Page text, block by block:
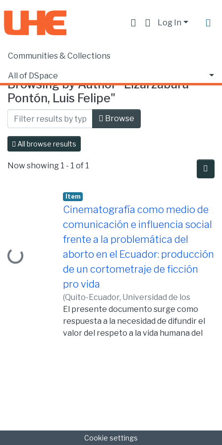
Log In
Communities & Collections
All of DSpace
Home Browse by Author
Browsing by Author "Lizarzaburu
Pontón, Luis Felipe"
Browse
All browse results
Now showing 1 - 1 of 1
Loading...
Item
Cinematografía como medio de
comunicación e influencia social
frente a la problemática del
aborto en el Ecuador: producción
de un cortometraje de ficción
pro vida
(Quito-Ecuador, Universidad de los
Hemisferios, 2015,2015-01-10 )
Lizarzaburu Pontón, Luis Felipe
El presente documento surge como
respuesta a la necesidad de difundir el
valor del respeto a la vida humana del
estrategia de exhibiciones y muestras.
Este trabajo de producción
Cookie settings